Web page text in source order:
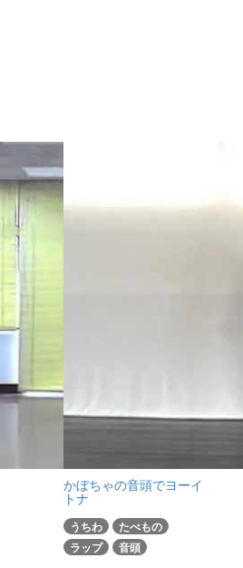
かぼちゃの音頭でヨーイ
トナ
うちわ
たべもの
ラップ
音頭